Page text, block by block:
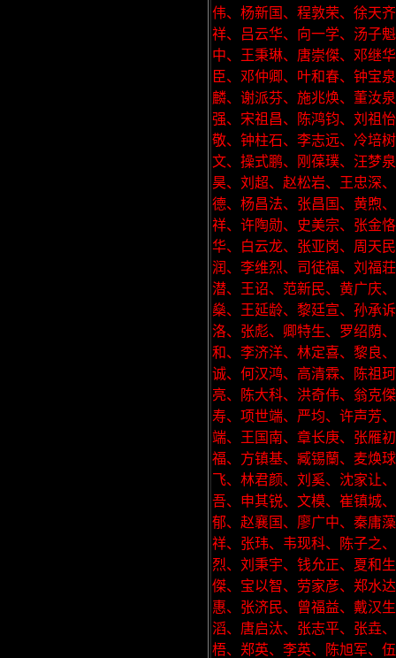
伟、杨新国、程敦荣、徐天
祥、吕云华、向一学、汤子
中、王秉琳、唐崇傑、邓继
臣、邓仲卿、叶和春、钟宝
麟、谢派芬、施兆焕、董汝
强、宋祖昌、陈鸿钧、刘祖
敬、钟柱石、李志远、冷培
文、操式鹏、刚葆璞、汪梦
昊、刘超、赵松岩、王忠深
德、杨昌法、张昌国、黄煦
祥、许陶勋、史美宗、张金
华、白云龙、张亚岗、周天
润、李维烈、司徒福、刘福
潜、王诏、范新民、黄广庆
燊、王延龄、黎廷宣、孙承
洛、张彪、卿特生、罗绍荫
和、李济洋、林定喜、黎良
诚、何汉鸿、高清霖、陈祖
亮、陈大科、洪奇伟、翁克
寿、项世端、严均、许声芳
端、王国南、章长庚、张雁
福、方镇基、臧锡蘭、麦焕
飞、林君颜、刘奚、沈家让
吾、申其锐、文模、崔镇城
郁、赵襄国、廖广中、秦庸
祥、张玮、韦现科、陈子之
烈、刘秉宇、钱允正、夏和
傑、宝以智、劳家彦、郑水
惠、张济民、曾福益、戴汉
滔、唐启汰、张志平、张垚
梧、郑英、李英、陈旭军、